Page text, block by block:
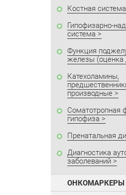
Костная система
Гипофизарно-
система
Функция
железы (оценка
Катехоламины,
производные
Соматотропная
гипофиза
Пренатальная
Диагностика
заболеваний
ОНКОМАРКЕРЫ